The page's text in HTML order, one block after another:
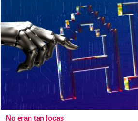
No eran tan locas